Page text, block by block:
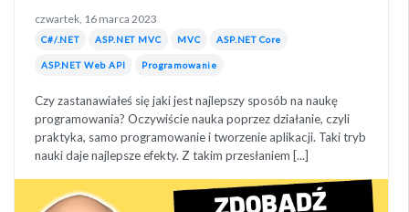
czwartek, 16 marca 2023
C#/.NET ASP.NET MVC MVC ASP.NET Core
ASP.NET Web API Programowanie
Czy zastanawiałeś się jaki jest najlepszy sposób na naukę
programowania? Oczywiście nauka poprzez działanie, czyli
praktyka, samo programowanie i tworzenie aplikacji. Taki tryb
nauki daje najlepsze efekty. Z takim przesłaniem [...]